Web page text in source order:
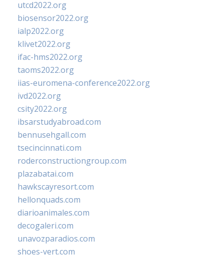
utcd2022.org
biosensor2022.org
ialp2022.org
klivet2022.org
ifac-hms2022.org
taoms2022.org
iias-euromena-conference2022.org
ivd2022.org
csity2022.org
ibsarstudyabroad.com
bennusehgall.com
tsecincinnati.com
roderconstructiongroup.com
plazabatai.com
hawkscayresort.com
hellonquads.com
diarioanimales.com
decogaleri.com
unavozparadios.com
shoes-vert.com